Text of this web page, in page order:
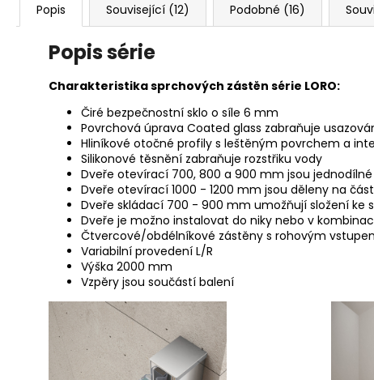
Popis Související (12) Podobné (16)
Popis série
Charakteristika sprchových zástěn série LORO:
Čiré bezpečnostní sklo o síle 6 mm
Povrchová úprava Coated glass zabraňuje
Hliníkové otočné profily s leštěným povrchem a
Silikonové těsnění zabraňuje rozstřiku vody
Dveře otevírací 700, 800 a 900 mm jsou
Dveře otevírací 1000 - 1200 mm jsou děleny na
Dveře skládací 700 - 900 mm umožňují složení ke
Dveře je možno instalovat do niky nebo v
Čtvercové/obdélníkové zástěny s rohovým
Variabilní provedení L/R
Výška 2000 mm
Vzpěry jsou součástí balení